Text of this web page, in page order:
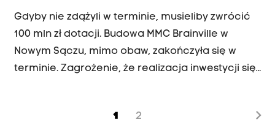
Gdyby nie zdążyli w terminie, musieliby zwrócić
100 mln zł dotacji. Budowa MMC Brainville w
Nowym Sączu, mimo obaw, zakończyła się w
terminie. Zagrożenie, że realizacja inwestycji się
1 2 chevron_right